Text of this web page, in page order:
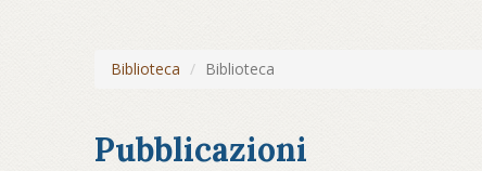
Biblioteca Biblioteca
Pubblicazioni